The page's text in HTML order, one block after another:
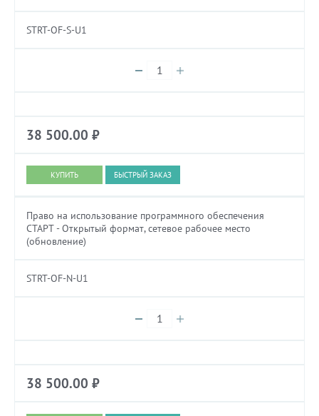
STRT-OF-S-U1
38 500.00 ₽
БЫСТРЫЙ ЗАКАЗ
Право на использование программного обеспечения
СТАРТ - Открытый формат, сетевое рабочее место
(обновление)
STRT-OF-N-U1
38 500.00 ₽